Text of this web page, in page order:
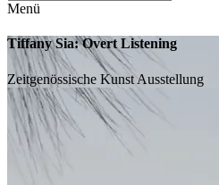
Menü
Tiffany Sia: Overt Listening
Zeitgenössische Kunst Ausstellung